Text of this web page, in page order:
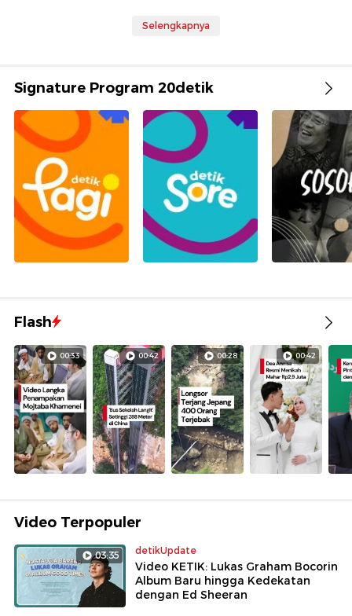
Selengkapnya
Signature Program 20detik
Flash
00:33 00:42 00:28 00:42
Video Terpopuler
03:35 detikUpdate
Video KETIK: Lukas Graham Bocorin
Album Baru hingga Kedekatan
dengan Ed Sheeran